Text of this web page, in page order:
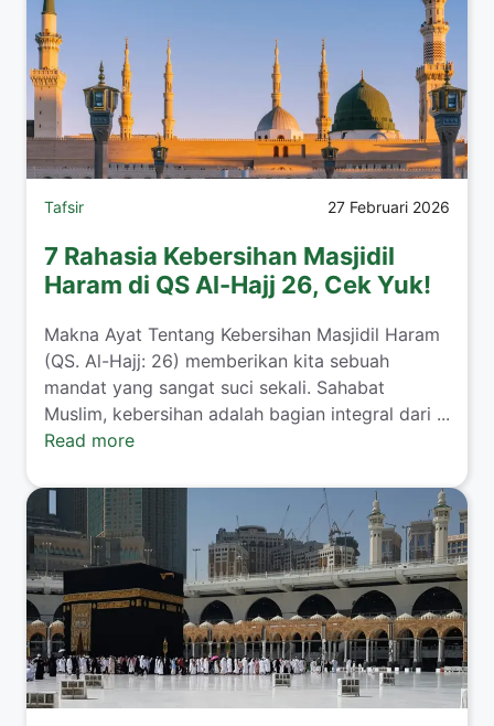
Tafsir 27 Februari 2026
7 Rahasia Kebersihan Masjidil
Haram di QS Al-Hajj 26, Cek Yuk!
Makna Ayat Tentang Kebersihan Masjidil Haram
(QS. Al-Hajj: 26) memberikan kita sebuah
mandat yang sangat suci sekali. Sahabat
Muslim, kebersihan adalah bagian integral dari ...
Read more